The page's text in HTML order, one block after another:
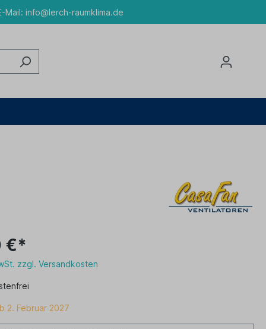
Mail: info@lerch-raumklima.de
€*
zzgl. Versandkosten
2. Februar 2027